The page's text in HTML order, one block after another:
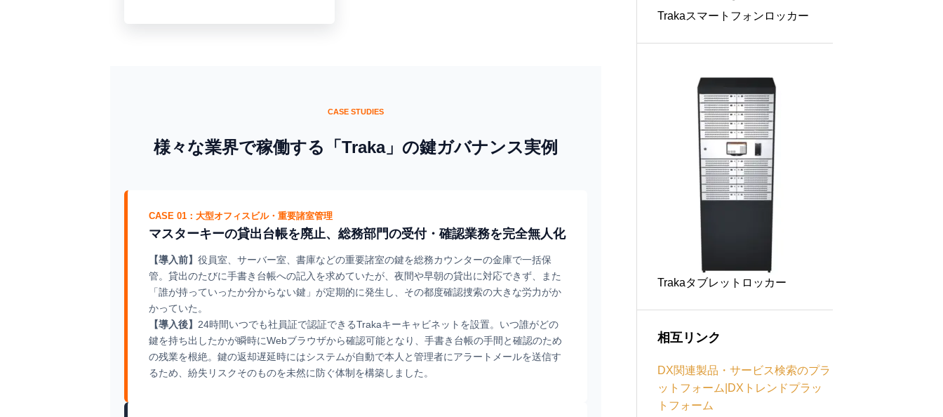
CASE STUDIES
様々な業界で稼働する「Traka」の鍵ガバナンス実例
CASE 01：大型オフィスビル・重要諸室管理
マスターキーの貸出台帳を廃止、総務部門の受付・確認業務を完全無人化
【導入前】 役員室、サーバー室、書庫などの重要諸室の鍵を総務カウンターの金庫で一括保
管。貸出のたびに手書き台帳への記入を求めていたが、夜間や早朝の貸出に対応できず、また
「誰が持っていったか分からない鍵」が定期的に発生し、その都度確認捜索の大きな労力がか
かっていた。
【導入後】 24時間いつでも社員証で認証できるTrakaキーキャビネットを設置。いつ誰がどの
鍵を持ち出したかが瞬時にWebブラウザから確認可能となり、手書き台帳の手間と確認のため
の残業を根絶。鍵の返却遅延時にはシステムが自動で本人と管理者にアラートメールを送信す
るため、紛失リスクそのものを未然に防ぐ体制を構築しました。
Trakaスマートフォンロッカー
Trakaタブレットロッカー
相互リンク
DX関連製品・サービス検索のプラ
ットフォーム|DXトレンドプラッ
トフォーム